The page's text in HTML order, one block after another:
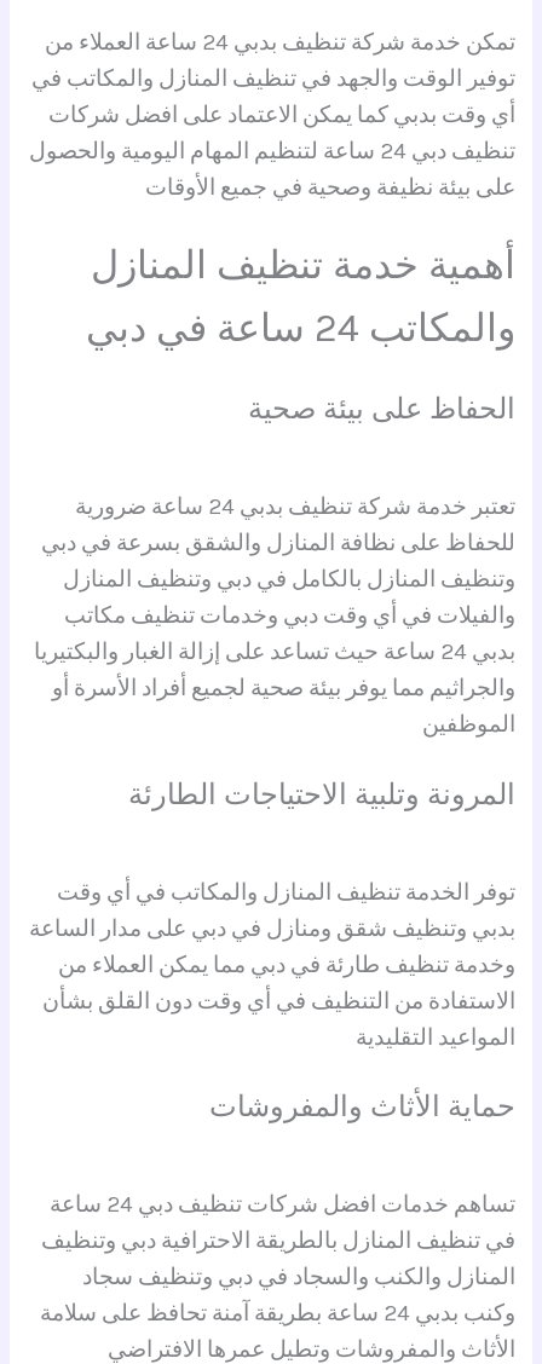
تمكن خدمة شركة تنظيف بدبي 24 ساعة العملاء من
توفير الوقت والجهد في تنظيف المنازل والمكاتب في
أي وقت بدبي كما يمكن الاعتماد على افضل شركات
تنظيف دبي 24 ساعة لتنظيم المهام اليومية والحصول
على بيئة نظيفة وصحية في جميع الأوقات
أهمية خدمة تنظيف المنازل
والمكاتب 24 ساعة في دبي
الحفاظ على بيئة صحية
تعتبر خدمة شركة تنظيف بدبي 24 ساعة ضرورية
للحفاظ على نظافة المنازل والشقق بسرعة في دبي
وتنظيف المنازل بالكامل في دبي وتنظيف المنازل
والفيلات في أي وقت دبي وخدمات تنظيف مكاتب
بدبي 24 ساعة حيث تساعد على إزالة الغبار والبكتيريا
والجراثيم مما يوفر بيئة صحية لجميع أفراد الأسرة أو
الموظفين
المرونة وتلبية الاحتياجات الطارئة
توفر الخدمة تنظيف المنازل والمكاتب في أي وقت
بدبي وتنظيف شقق ومنازل في دبي على مدار الساعة
وخدمة تنظيف طارئة في دبي مما يمكن العملاء من
الاستفادة من التنظيف في أي وقت دون القلق بشأن
المواعيد التقليدية
حماية الأثاث والمفروشات
تساهم خدمات افضل شركات تنظيف دبي 24 ساعة
في تنظيف المنازل بالطريقة الاحترافية دبي وتنظيف
المنازل والكنب والسجاد في دبي وتنظيف سجاد
وكنب بدبي 24 ساعة بطريقة آمنة تحافظ على سلامة
الأثاث والمفروشات وتطيل عمرها الافتراضي